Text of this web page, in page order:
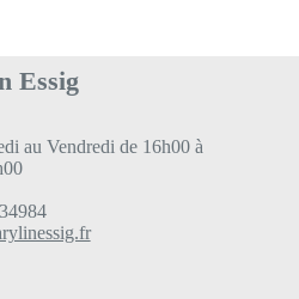
Essig
au Vendredi de 16h00 à